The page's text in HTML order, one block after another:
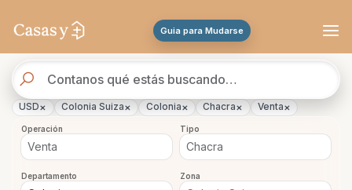
Guia para Mudarse
de
propiedades
USD× Colonia Suiza× Colonia× Chacra× Venta×
Operación Tipo
Departamento Zona